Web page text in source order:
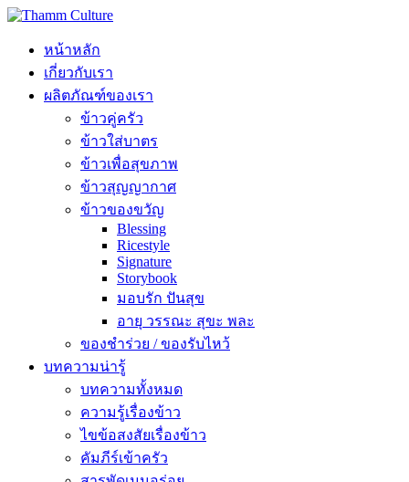
หน้าหลัก
เกี่ยวกับเรา
ผลิตภัณฑ์ของเรา
ข้าวคู่ครัว
ข้าวใส่บาตร
ข้าวเพื่อสุขภาพ
ข้าวสุญญากาศ
ข้าวของขวัญ
Blessing
Ricestyle
Signature
Storybook
มอบรัก ปันสุข
อายุ วรรณะ สุขะ พละ
ของชำร่วย / ของรับไหว้
บทความน่ารู้
บทความทั้งหมด
ความรู้เรื่องข้าว
ไขข้อสงสัยเรื่องข้าว
คัมภีร์เข้าครัว